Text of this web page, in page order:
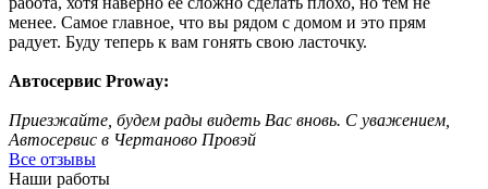
менее. Самое главное, что вы рядом с домом и это прям
радует. Буду теперь к вам гонять свою ласточку.
Автосервис Proway:
Приезжайте, будем рады видеть Вас вновь. С уважением,
Автосервис в Чертаново Провэй
Все отзывы
Наши работы